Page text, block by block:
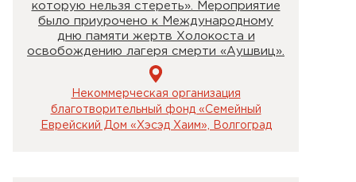
которую нельзя стереть». Мероприятие
было приурочено к Международному
дню памяти жертв Холокоста и
освобождению лагеря смерти «Аушвиц».
Некоммерческая организация
благотворительный фонд «Семейный
Еврейский Дом «Хэсэд Хаим», Волгоград